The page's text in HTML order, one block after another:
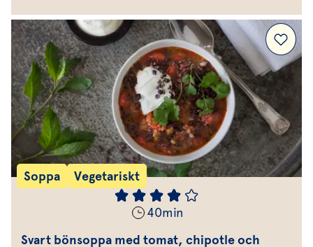
Soppa Vegetariskt
40min
Svart bönsoppa med tomat, chipotle och